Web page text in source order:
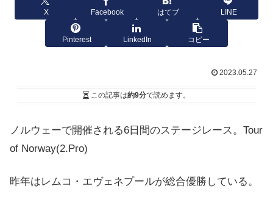
X Facebook はてブ LINE
Pinterest LinkedIn コピー
2023.05.27
この記事は約9分で読めます。
ノルウェーで開催される6日間のステージレース。Tour
of Norway(2.Pro)
昨年はレムコ・エヴェネプールが総合優勝している。